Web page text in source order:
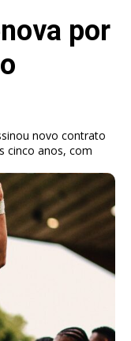
por
novo contrato
cinco anos, com